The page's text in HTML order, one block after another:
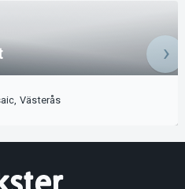
Västerås